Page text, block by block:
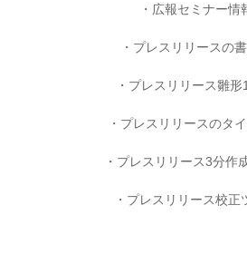
広報セミナー情
プレスリリースの
プレスリリース雛形
プレスリリースのタ
プレスリリース3分作
プレスリリース校正